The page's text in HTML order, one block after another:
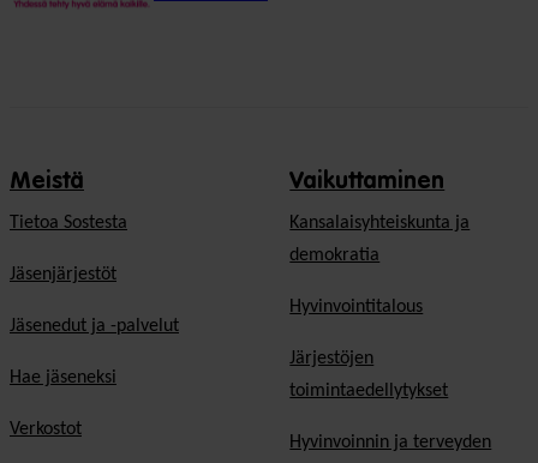
Meistä
Tietoa Sostesta
Jäsenjärjestöt
Jäsenedut ja -palvelut
Hae jäseneksi
Verkostot
Vaikuttaminen
Kansalaisyhteiskunta ja
demokratia
Hyvinvointitalous
Järjestöjen
toimintaedellytykset
Hyvinvoinnin ja terveyden